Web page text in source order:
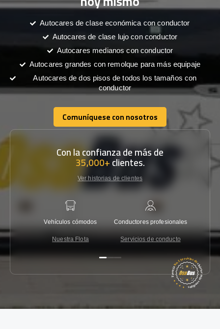
Autocares de clase económica con conductor
Autocares de clase lujo con conductor
Autocares medianos con conductor
Autocares grandes con remolque para más equipaje
Autocares de dos pisos de todos los tamaños con
conductor
Comuníquese con nosotros
Comuníquese con nosotros
Con la confianza de más de
35,000+clientes.
Ver historias de clientes
Vehículos cómodos
Nuestra Flota
Conductores profesionales
Servicios de conducto